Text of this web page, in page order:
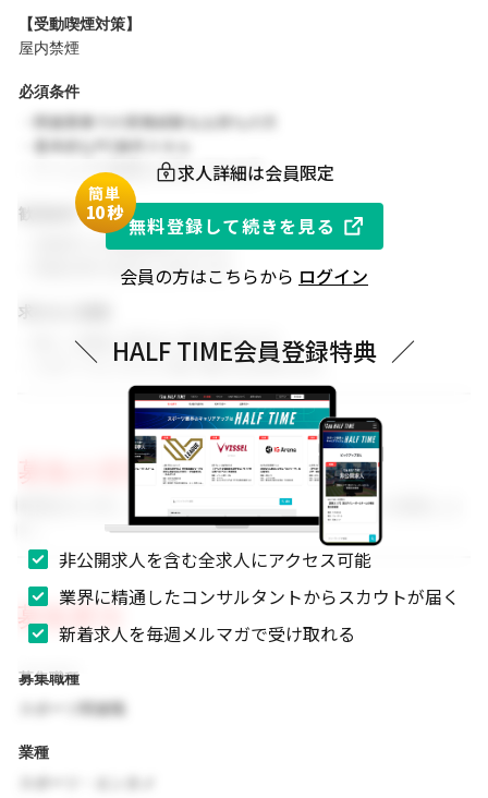
【受動喫煙対策】
屋内禁煙
必須条件
・関連業務での実務経験をお持ちの方
・基本的なPC操作スキル
・チームでの協働を大切にできる方
歓迎条件
・同業界での就業経験がある方
・関連分野の知見をお持ちの方
求める人物像
・新しい挑戦に前向きに取り組める方
・スポーツビジネスに強い関心をお持ちの方
募集の背景
事業拡大に伴い、組織体制を強化するためのメンバーを募集しま
募集要項
募集職種
スポーツ関連職
業種
求人詳細は会員限定
簡単
10秒
無料登録して続きを見る
会員の方はこちらから ログイン
＼ HALF TIME会員登録特典 ／
非公開求人を含む全求人にアクセス可能
業界に精通したコンサルタントからスカウトが届く
新着求人を毎週メルマガで受け取れる